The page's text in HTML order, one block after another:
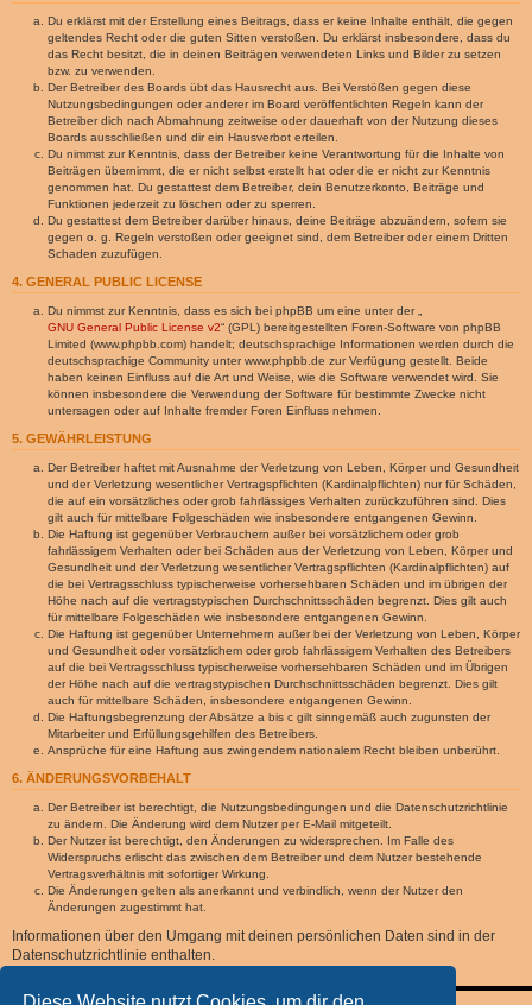
Du erklärst mit der Erstellung eines Beitrags, dass er keine Inhalte enthält, die gegen
geltendes Recht oder die guten Sitten verstoßen. Du erklärst insbesondere, dass du
das Recht besitzt, die in deinen Beiträgen verwendeten Links und Bilder zu setzen
bzw. zu verwenden.
Der Betreiber des Boards übt das Hausrecht aus. Bei Verstößen gegen diese
Nutzungsbedingungen oder anderer im Board veröffentlichten Regeln kann der
Betreiber dich nach Abmahnung zeitweise oder dauerhaft von der Nutzung dieses
Boards ausschließen und dir ein Hausverbot erteilen.
Du nimmst zur Kenntnis, dass der Betreiber keine Verantwortung für die Inhalte von
Beiträgen übernimmt, die er nicht selbst erstellt hat oder die er nicht zur Kenntnis
genommen hat. Du gestattest dem Betreiber, dein Benutzerkonto, Beiträge und
Funktionen jederzeit zu löschen oder zu sperren.
Du gestattest dem Betreiber darüber hinaus, deine Beiträge abzuändern, sofern sie
gegen o. g. Regeln verstoßen oder geeignet sind, dem Betreiber oder einem Dritten
Schaden zuzufügen.
4. GENERAL PUBLIC LICENSE
Du nimmst zur Kenntnis, dass es sich bei phpBB um eine unter der „
GNU General Public License v2“ (GPL) bereitgestellten Foren-Software von phpBB
Limited (www.phpbb.com) handelt; deutschsprachige Informationen werden durch die
deutschsprachige Community unter www.phpbb.de zur Verfügung gestellt. Beide
haben keinen Einfluss auf die Art und Weise, wie die Software verwendet wird. Sie
können insbesondere die Verwendung der Software für bestimmte Zwecke nicht
untersagen oder auf Inhalte fremder Foren Einfluss nehmen.
5. GEWÄHRLEISTUNG
Der Betreiber haftet mit Ausnahme der Verletzung von Leben, Körper und Gesundheit
und der Verletzung wesentlicher Vertragspflichten (Kardinalpflichten) nur für Schäden,
die auf ein vorsätzliches oder grob fahrlässiges Verhalten zurückzuführen sind. Dies
gilt auch für mittelbare Folgeschäden wie insbesondere entgangenen Gewinn.
Die Haftung ist gegenüber Verbrauchern außer bei vorsätzlichem oder grob
fahrlässigem Verhalten oder bei Schäden aus der Verletzung von Leben, Körper und
Gesundheit und der Verletzung wesentlicher Vertragspflichten (Kardinalpflichten) auf
die bei Vertragsschluss typischerweise vorhersehbaren Schäden und im übrigen der
Höhe nach auf die vertragstypischen Durchschnittsschäden begrenzt. Dies gilt auch
für mittelbare Folgeschäden wie insbesondere entgangenen Gewinn.
Die Haftung ist gegenüber Unternehmern außer bei der Verletzung von Leben, Körper
und Gesundheit oder vorsätzlichem oder grob fahrlässigem Verhalten des Betreibers
auf die bei Vertragsschluss typischerweise vorhersehbaren Schäden und im Übrigen
der Höhe nach auf die vertragstypischen Durchschnittsschäden begrenzt. Dies gilt
auch für mittelbare Schäden, insbesondere entgangenen Gewinn.
Die Haftungsbegrenzung der Absätze a bis c gilt sinngemäß auch zugunsten der
Mitarbeiter und Erfüllungsgehilfen des Betreibers.
Ansprüche für eine Haftung aus zwingendem nationalem Recht bleiben unberührt.
6. ÄNDERUNGSVORBEHALT
Der Betreiber ist berechtigt, die Nutzungsbedingungen und die Datenschutzrichtlinie
zu ändern. Die Änderung wird dem Nutzer per E-Mail mitgeteilt.
Der Nutzer ist berechtigt, den Änderungen zu widersprechen. Im Falle des
Widerspruchs erlischt das zwischen dem Betreiber und dem Nutzer bestehende
Vertragsverhältnis mit sofortiger Wirkung.
Die Änderungen gelten als anerkannt und verbindlich, wenn der Nutzer den
Änderungen zugestimmt hat.
Informationen über den Umgang mit deinen persönlichen Daten sind in der
Datenschutzrichtlinie enthalten.